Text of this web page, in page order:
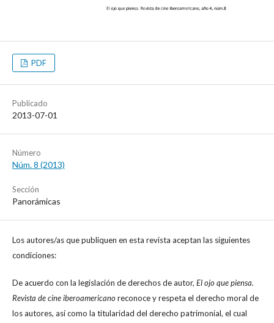
PDF
Publicado
2013-07-01
Número
Núm. 8 (2013)
Sección
Panorámicas
Los autores/as que publiquen en esta revista aceptan las siguientes
condiciones:
De acuerdo con la legislación de derechos de autor, El ojo que piensa.
Revista de cine iberoamericanoreconoce y respeta el derecho moral de
los autores, así como la titularidad del derecho patrimonial, el cual